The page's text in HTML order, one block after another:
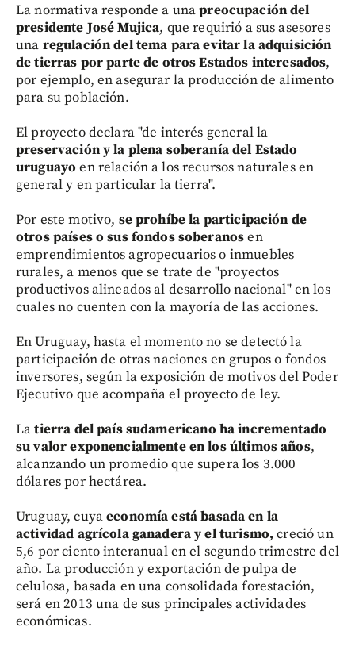
La normativa responde a unapreocupación del
presidente José Mujica, que requirió a sus asesores
una regulación del tema para evitar la adquisición
de tierras por parte de otros Estados interesados,
por ejemplo, en asegurar la producción de alimento
para su población.
El proyecto declara "de interés general la
preservación y la plena soberanía del Estado
uruguayo en relación a los recursos naturales en
general y en particular la tierra".
Por este motivo, se prohíbe la participación de
otros países o sus fondos soberanosen
emprendimientos agropecuarios o inmuebles
rurales, a menos que se trate de "proyectos
productivos alineados al desarrollo nacional" en los
cuales no cuenten con la mayoría de las acciones.
En Uruguay, hasta el momento no se detectó la
participación de otras naciones en grupos o fondos
inversores, según la exposición de motivos del Poder
Ejecutivo que acompaña el proyecto de ley.
Latierra del país sudamericano ha incrementado
su valor exponencialmente en los últimos años,
alcanzando un promedio que supera los 3.000
dólares por hectárea.
Uruguay, cuyaeconomía está basada en la
actividad agrícola ganadera y el turismo, creció un
5,6 por ciento interanual en el segundo trimestre del
año. La producción y exportación de pulpa de
celulosa, basada en una consolidada forestación,
será en 2013 una de sus principales actividades
económicas.